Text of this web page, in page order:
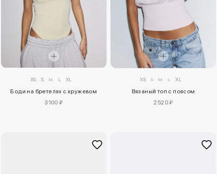
XS S M L XL
Боди на бретелях с кружевом
3100 ₽
XS S M L XL
Вязаный топ с поясом
2520 ₽